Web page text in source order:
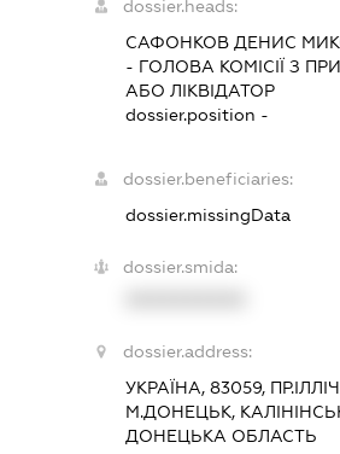
dossier.heads:
САФОНКОВ ДЕНИС
- ГОЛОВА КОМІСІЇ З
АБО ЛІКВІДАТОР
dossier.position -
dossier.beneficiaries:
dossier.missingData
dossier.smida:
dossier.address:
УКРАЇНА, 83059,
М.ДОНЕЦЬК,
ДОНЕЦЬКА ОБЛАСТЬ